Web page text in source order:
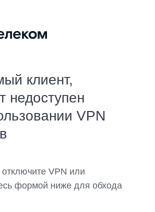
клиент,
недоступен
VPN
VPN или
формой ниже для обхода